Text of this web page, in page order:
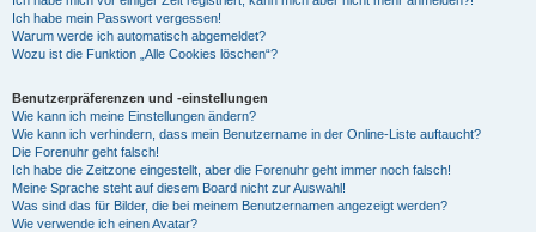
Ich habe mein Passwort vergessen!
Warum werde ich automatisch abgemeldet?
Wozu ist die Funktion „Alle Cookies löschen“?
Benutzerpräferenzen und -einstellungen
Wie kann ich meine Einstellungen ändern?
Wie kann ich verhindern, dass mein Benutzername in der Online-Liste auftaucht?
Die Forenuhr geht falsch!
Ich habe die Zeitzone eingestellt, aber die Forenuhr geht immer noch falsch!
Meine Sprache steht auf diesem Board nicht zur Auswahl!
Was sind das für Bilder, die bei meinem Benutzernamen angezeigt werden?
Wie verwende ich einen Avatar?